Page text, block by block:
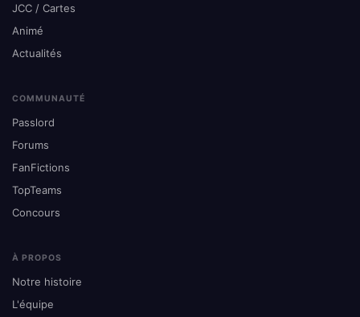
JCC / Cartes
Animé
Actualités
COMMUNAUTÉ
Passlord
Forums
FanFictions
TopTeams
Concours
À PROPOS
Notre histoire
L'équipe